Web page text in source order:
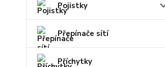
Pojistky
Přepínače sítí
Příchytky